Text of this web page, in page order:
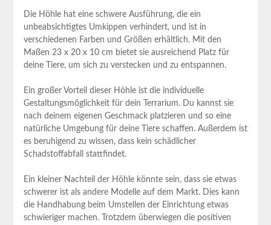
Die Höhle hat eine schwere Ausführung, die ein
unbeabsichtigtes Umkippen verhindert, und ist in
verschiedenen Farben und Größen erhältlich. Mit den
Maßen 23 x 20 x 10 cm bietet sie ausreichend Platz für
deine Tiere, um sich zu verstecken und zu entspannen.
Ein großer Vorteil dieser Höhle ist die individuelle
Gestaltungsmöglichkeit für dein Terrarium. Du kannst sie
nach deinem eigenen Geschmack platzieren und so eine
natürliche Umgebung für deine Tiere schaffen. Außerdem ist
es beruhigend zu wissen, dass kein schädlicher
Schadstoffabfall stattfindet.
Ein kleiner Nachteil der Höhle könnte sein, dass sie etwas
schwerer ist als andere Modelle auf dem Markt. Dies kann
die Handhabung beim Umstellen der Einrichtung etwas
schwieriger machen. Trotzdem überwiegen die positiven